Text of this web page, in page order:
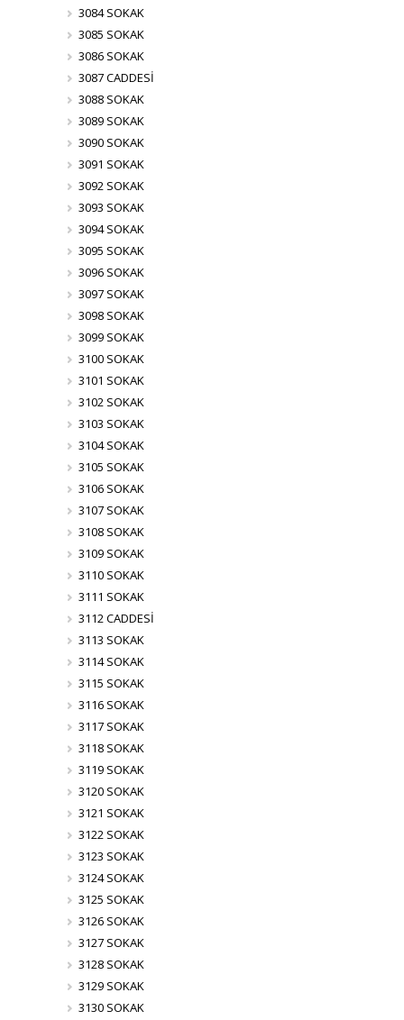
3084 SOKAK
3085 SOKAK
3086 SOKAK
3087 CADDESİ
3088 SOKAK
3089 SOKAK
3090 SOKAK
3091 SOKAK
3092 SOKAK
3093 SOKAK
3094 SOKAK
3095 SOKAK
3096 SOKAK
3097 SOKAK
3098 SOKAK
3099 SOKAK
3100 SOKAK
3101 SOKAK
3102 SOKAK
3103 SOKAK
3104 SOKAK
3105 SOKAK
3106 SOKAK
3107 SOKAK
3108 SOKAK
3109 SOKAK
3110 SOKAK
3111 SOKAK
3112 CADDESİ
3113 SOKAK
3114 SOKAK
3115 SOKAK
3116 SOKAK
3117 SOKAK
3118 SOKAK
3119 SOKAK
3120 SOKAK
3121 SOKAK
3122 SOKAK
3123 SOKAK
3124 SOKAK
3125 SOKAK
3126 SOKAK
3127 SOKAK
3128 SOKAK
3129 SOKAK
3130 SOKAK